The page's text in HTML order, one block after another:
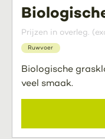
Prijzen in overleg.
Ruwvoer
Biologische
veel smaak.